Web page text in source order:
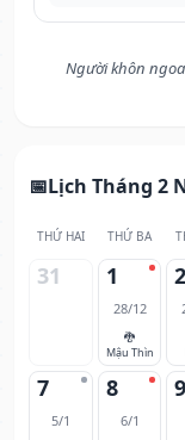
Người khôn
Lịch Tháng 2
THỨ HAI THỨ BA
31 1
28/12
🐉
Mậu Thìn
2
7
5/1
8
6/1
9